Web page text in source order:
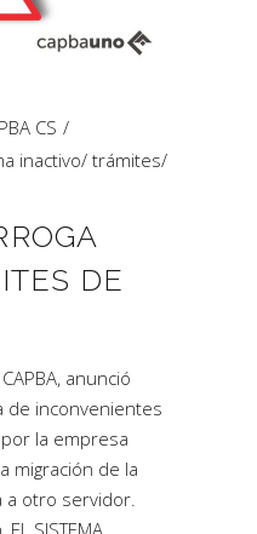
CS
inactivo/ trámites/
DE
anunció
de inconvenientes
la empresa
migración de la
a otro servidor.
SISTEMA